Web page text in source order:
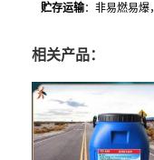
贮存运输：非易燃易爆
相关产品：